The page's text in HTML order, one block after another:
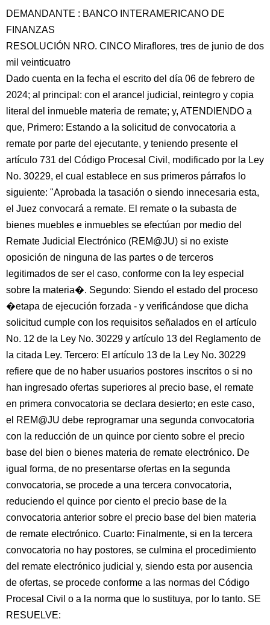
DEMANDANTE : BANCO INTERAMERICANO DE
FINANZAS
RESOLUCIÓN NRO. CINCO Miraflores, tres de junio de dos
mil veinticuatro
Dado cuenta en la fecha el escrito del día 06 de febrero de
2024; al principal: con el arancel judicial, reintegro y copia
literal del inmueble materia de remate; y, ATENDIENDO a
que, Primero: Estando a la solicitud de convocatoria a
remate por parte del ejecutante, y teniendo presente el
artículo 731 del Código Procesal Civil, modificado por la Ley
No. 30229, el cual establece en sus primeros párrafos lo
siguiente: "Aprobada la tasación o siendo innecesaria esta,
el Juez convocará a remate. El remate o la subasta de
bienes muebles e inmuebles se efectúan por medio del
Remate Judicial Electrónico (REM@JU) si no existe
oposición de ninguna de las partes o de terceros
legitimados de ser el caso, conforme con la ley especial
sobre la materia�. Segundo: Siendo el estado del proceso
�etapa de ejecución forzada - y verificándose que dicha
solicitud cumple con los requisitos señalados en el artículo
No. 12 de la Ley No. 30229 y artículo 13 del Reglamento de
la citada Ley. Tercero: El artículo 13 de la Ley No. 30229
refiere que de no haber usuarios postores inscritos o si no
han ingresado ofertas superiores al precio base, el remate
en primera convocatoria se declara desierto; en este caso,
el REM@JU debe reprogramar una segunda convocatoria
con la reducción de un quince por ciento sobre el precio
base del bien o bienes materia de remate electrónico. De
igual forma, de no presentarse ofertas en la segunda
convocatoria, se procede a una tercera convocatoria,
reduciendo el quince por ciento el precio base de la
convocatoria anterior sobre el precio base del bien materia
de remate electrónico. Cuarto: Finalmente, si en la tercera
convocatoria no hay postores, se culmina el procedimiento
del remate electrónico judicial y, siendo esta por ausencia
de ofertas, se procede conforme a las normas del Código
Procesal Civil o a la norma que lo sustituya, por lo tanto. SE
RESUELVE: